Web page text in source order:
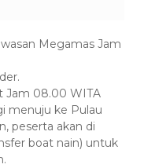
Megamas Jam
Jam 08.00 WITA
menuju ke Pulau
peserta akan di
boat nain) untuk